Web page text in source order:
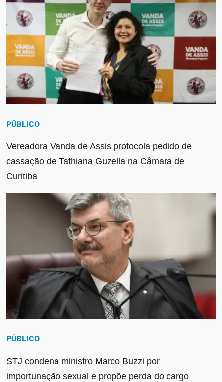
PÚBLICO
Vereadora Vanda de Assis protocola pedido de
cassação de Tathiana Guzella na Câmara de
Curitiba
PÚBLICO
STJ condena ministro Marco Buzzi por
importunação sexual e propõe perda do cargo